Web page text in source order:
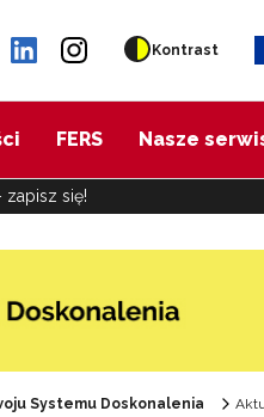
Kontrast
FERS Nasze
zapisz się!
Systemu Doskonalenia